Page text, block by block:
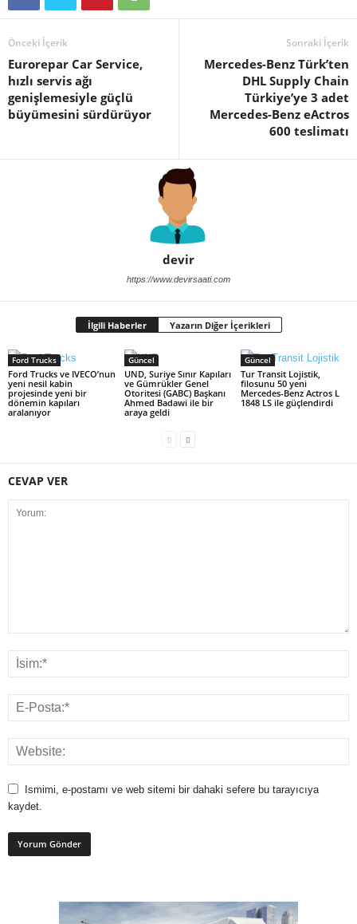
Önceki İçerik
Eurorepar Car Service,
hızlı servis ağı
genişlemesiyle güçlü
büyümesini sürdürüyor
Sonraki İçerik
Mercedes-Benz Türk’ten
DHL Supply Chain
Türkiye’ye 3 adet
Mercedes-Benz eActros
600 teslimatı
devir
https://www.devirsaati.com
İlgili Haberler Yazarın Diğer İçerikleri
Ford Trucks
Ford Trucks ve IVECO’nun
yeni nesil kabin
projesinde yeni bir
dönemin kapıları
aralanıyor
Güncel
UND, Suriye Sınır Kapıları
ve Gümrükler Genel
Otoritesi (GABC) Başkanı
Ahmed Badawi ile bir
araya geldi
Güncel
Tur Transit Lojistik,
filosunu 50 yeni
Mercedes-Benz Actros L
1848 LS ile güçlendirdi
CEVAP VER
Ismimi, e-postamı ve web sitemi bir dahaki sefere bu tarayıcıya
kaydet.